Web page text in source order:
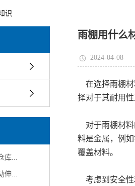
识
库...
伸...
雨棚用什么
2024-04-08
在选择雨棚材
择对于其耐用
对于雨棚材料
料是金属，例
覆盖材料。
考虑到安全性